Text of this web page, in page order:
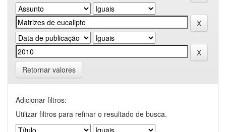
Retornar valores
Adicionar filtros:
Utilizar filtros para refinar o resultado de busca.